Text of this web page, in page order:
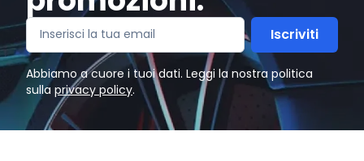
Iscriviti
Abbiamo a cuore i tuoi dati. Leggi la nostra politica
sulla privacy policy.